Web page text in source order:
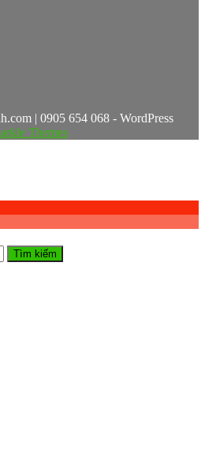
| 0905 654 068 - WordPress
Themes